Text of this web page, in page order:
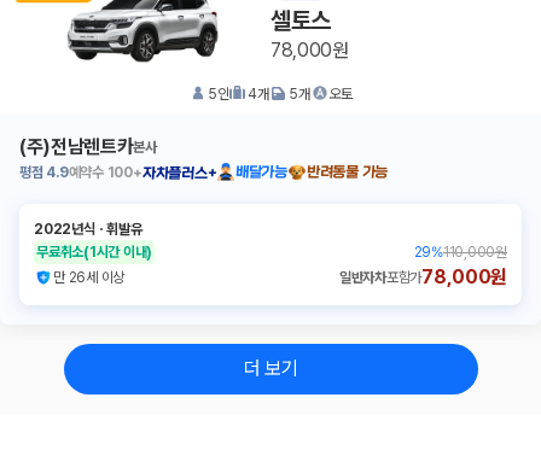
셀토스
78,000원
5인 4개 5개 오토
(주)전남렌트카본사
평점 4.9예약수 100+자차플러스+ 배달가능 반려동물 가능
2022년식 ㆍ휘발유
무료취소(1시간 이내) 29%110,000원
만 26세 이상
일반자차포함가78,000원
더 보기